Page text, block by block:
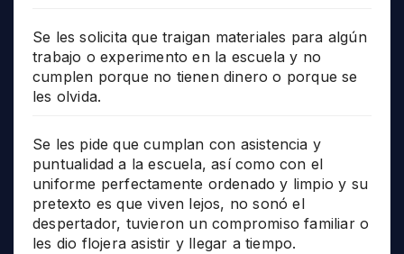
Se les solicita que traigan materiales para algún
trabajo o experimento en la escuela y no
cumplen porque no tienen dinero o porque se
les olvida.
Se les pide que cumplan con asistencia y
puntualidad a la escuela, así como con el
uniforme perfectamente ordenado y limpio y su
pretexto es que viven lejos, no sonó el
despertador, tuvieron un compromiso familiar o
les dio flojera asistir y llegar a tiempo.